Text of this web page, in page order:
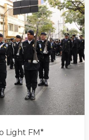
Light FM*